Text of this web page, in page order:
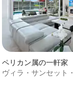
ペリカン属の一軒家
ヴィラ・サンセット